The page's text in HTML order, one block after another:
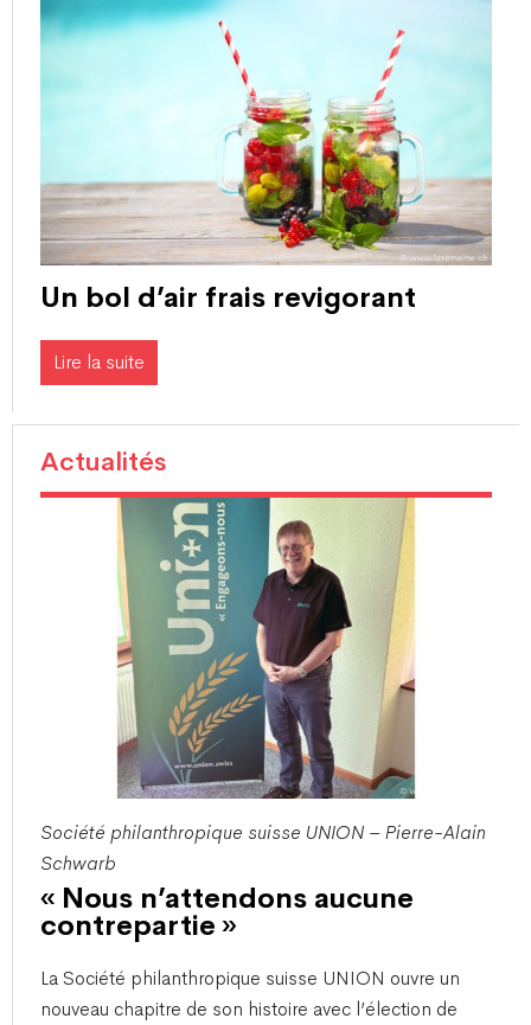
Un bol d’air frais revigorant
Lire la suite
Actualités
Société philanthropique suisse UNION – Pierre-Alain
Schwarb
« Nous n’attendons aucune
contrepartie »
​La Société philanthropique suisse UNION ouvre un
nouveau chapitre de son histoire avec l’élection de